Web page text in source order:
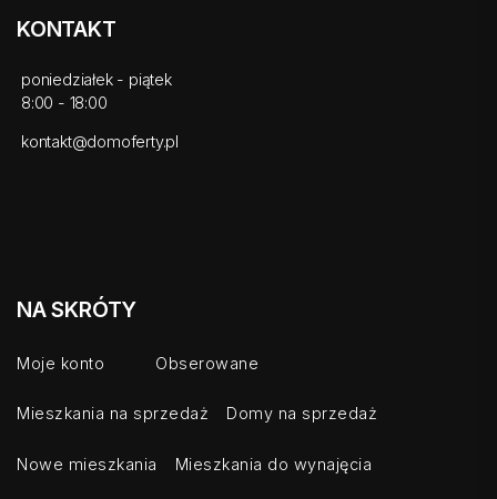
KONTAKT
poniedziałek - piątek
8:00 - 18:00
kontakt@domoferty.pl
NA SKRÓTY
Moje konto Obserowane
Mieszkania na sprzedaż Domy na sprzedaż
Nowe mieszkania Mieszkania do wynajęcia